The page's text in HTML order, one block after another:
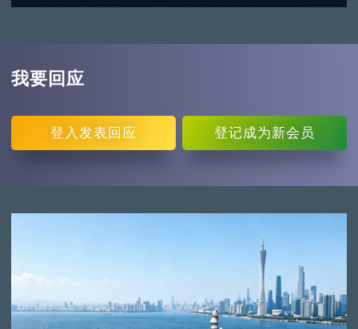
我要回应
登入 发表回应 登记成为新会员